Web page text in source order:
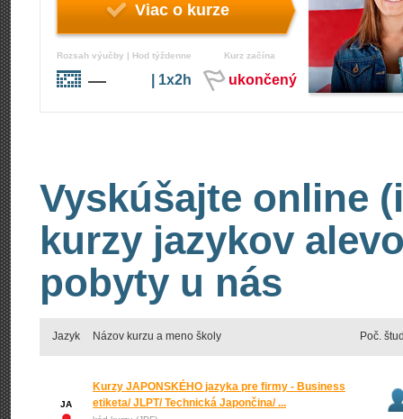
Viac o kurze
Rozsah výučby | Hod týždenne
— | 1x2h
Kurz začína
ukončený
Vyskúšajte online
kurzy jazykov
pobyty u nás
Jazyk Názov kurzu a meno školy Poč.
JA
Kurzy JAPONSKÉHO jazyka pre firmy - Business
etiketa/ JLPT/ Technická Japončina/ ...